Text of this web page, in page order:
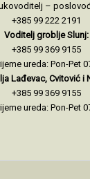
–
+385 99 222 2191
Voditelj groblje Slunj:
+385 99 369 9155
ureda: Pon-Pet
Lađevac, Cvitović i
+385 99 369 9155
ureda: Pon-Pet